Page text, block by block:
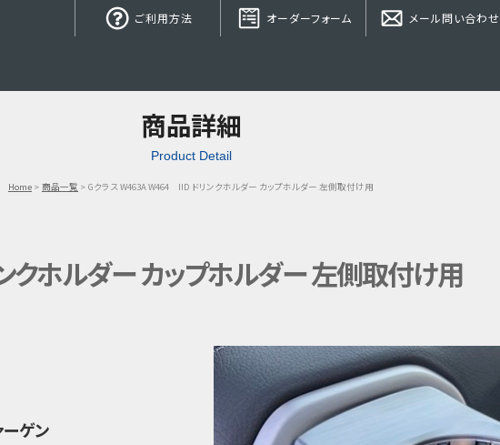
ご利用方法 オーダーフォーム メール問い合わせ
商品詳細
Product Detail
Home 商品一覧 Gクラス W463A W464 IID ドリンクホルダー カップホルダー 左側取付け用
ホルダー カップホルダー 左側取付け用
ゲン